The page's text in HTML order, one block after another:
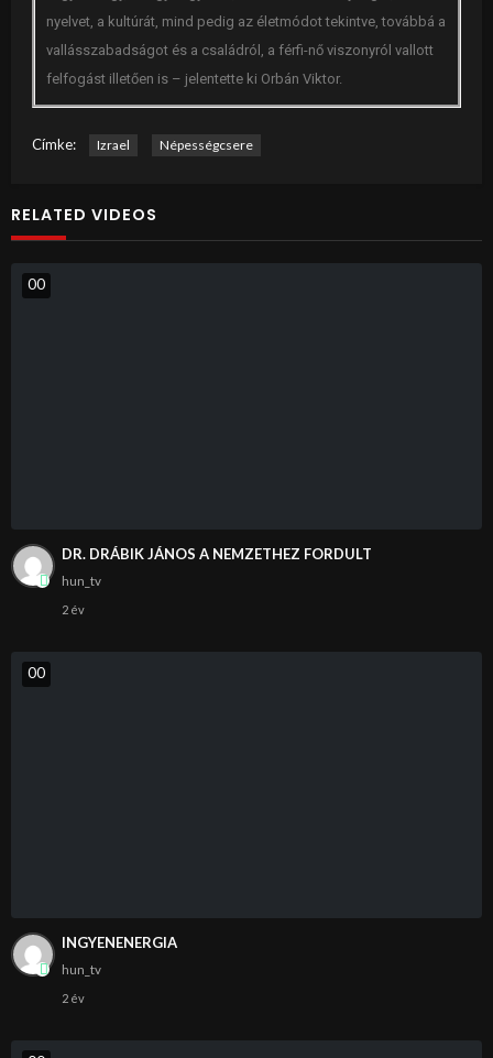
nyelvet, a kultúrát, mind pedig az életmódot tekintve, továbbá a
vallásszabadságot és a családról, a férfi-nő viszonyról vallott
felfogást illetően is – jelentette ki Orbán Viktor.
Címke: Izrael Népességcsere
RELATED VIDEOS
00
DR. DRÁBIK JÁNOS A NEMZETHEZ FORDULT
hun_tv
2 év
00
INGYENENERGIA
hun_tv
2 év